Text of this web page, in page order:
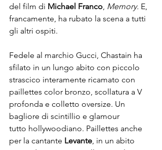
del film di Michael Franco, Memory. E,
francamente, ha rubato la scena a tutti
gli altri ospiti.
Fedele al marchio Gucci, Chastain ha
sfilato in un lungo abito con piccolo
strascico interamente ricamato con
paillettes color bronzo, scollatura a V
profonda e colletto oversize. Un
bagliore di scintillio e glamour
tutto hollywoodiano. Paillettes anche
per la cantante Levante, in un abito